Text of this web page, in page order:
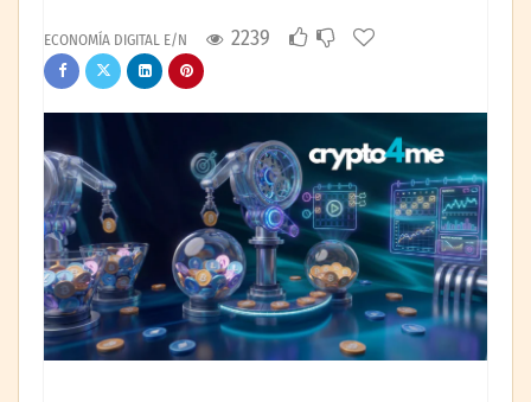
ECONOMÍA DIGITAL E/N 2239